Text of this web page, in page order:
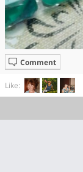
Comment
Like: